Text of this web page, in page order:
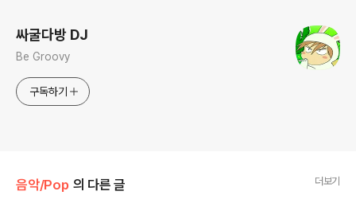
싸굴다방 DJ
Be Groovy
구독하기
음악/Pop 의 다른 글 더보기